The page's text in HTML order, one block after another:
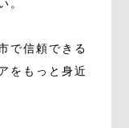
。
で信頼できる
をもっと身近